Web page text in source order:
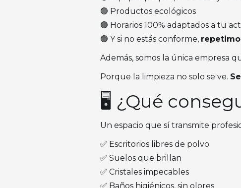
🟢 Productos ecológicos
🟢 Horarios 100% adaptados a tu
🟢 Y si no estás conforme,
Además, somos la única empresa
Porque la limpieza no solo se ve.
🖥️ ¿Qué
Un espacio que sí transmite
✅ Escritorios libres de polvo
✅ Suelos que brillan
✅ Cristales impecables
✅ Baños higiénicos, sin olores